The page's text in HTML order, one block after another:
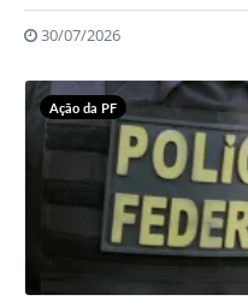
30/07/2026
Ação da PF